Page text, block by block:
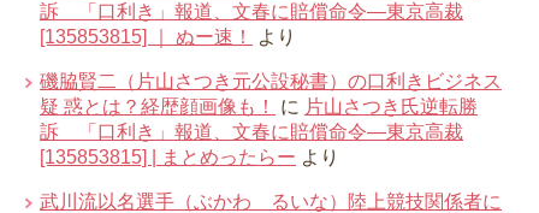
訴 「口利き」報道、文春に賠償命令―東京高裁
[135853815] ｜ ぬー速！
より
磯脇賢二（片山さつき元公設秘書）の口利きビジネス
疑 惑とは？経歴顔画像も！
に 片山さつき氏逆転勝
訴 「口利き」報道、文春に賠償命令―東京高裁
[135853815] | まとめったらー より
武川流以名選手（ぶかわ るいな）陸上競技関係者に